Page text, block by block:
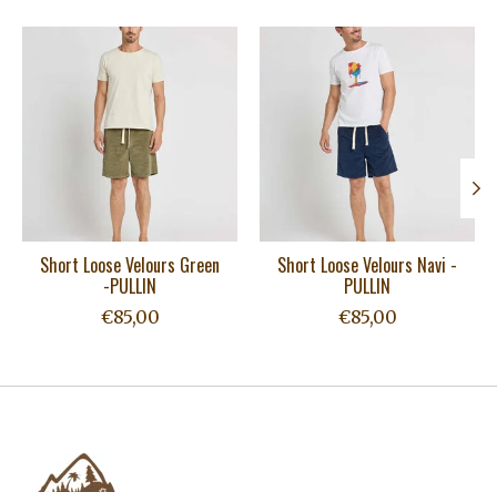
Articles du carrousel de produits
Short Loose Velours Green
-PULLIN
€85,00
Short Loose Velours Navi -
PULLIN
€85,00